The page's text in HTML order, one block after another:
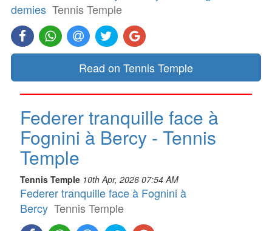
demies Tennis Temple
Read on Tennis Temple
Federer tranquille face à
Fognini à Bercy - Tennis
Temple
Tennis Temple 10th Apr, 2026 07:54 AM
Federer tranquille face à Fognini à
Bercy Tennis Temple